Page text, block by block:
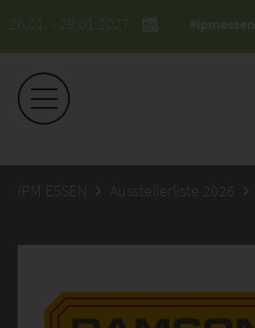
26.01. - 29.01.2027 #ipmessen
IPM ESSEN Ausstellerliste 2026